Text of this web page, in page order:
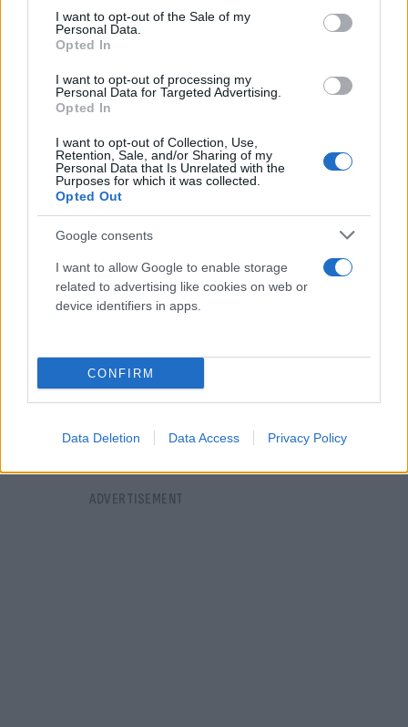
consent section.
I want to opt-out of the Sale of my
Personal Data.
Opted In
I want to opt-out of processing my
Personal Data for Targeted Advertising.
Opted In
I want to opt-out of Collection, Use,
Retention, Sale, and/or Sharing of my
Personal Data that Is Unrelated with the
Purposes for which it was collected.
Opted Out
Google consents
I want to allow Google to enable storage
related to advertising like cookies on web or
device identifiers in apps.
CONFIRM
Data Deletion Data Access Privacy Policy
μπορεί για άλλη μια φορά να είναι η επικοινωνία».
Κλείνοντας την ανακοίνωση ο ΣΥΡΙΖΑ-ΠΣ ζητά την
«ουσιαστική ανάληψη πολιτικής ευθύνης με την
παραίτηση του υπουργού Προστασίας του Πολίτη,
κ. Οικονόμου. Η αποποίηση ευθυνών διογκώνει το
αίσθημα ανασφάλειας της κοινωνίας».